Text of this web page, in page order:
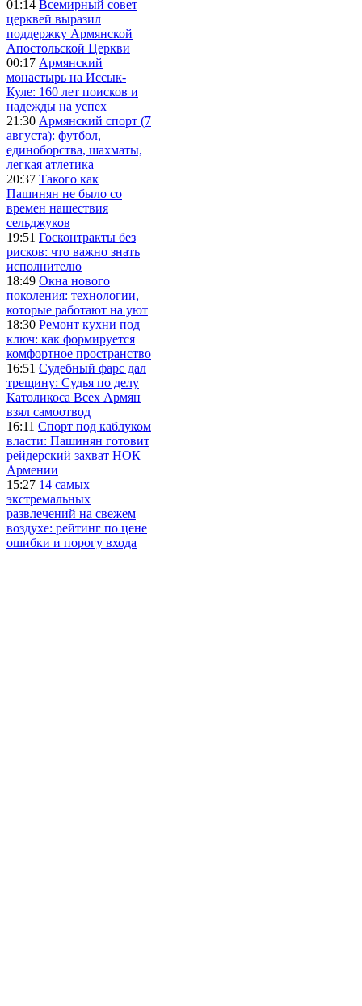
01:14 Всемирный совет
церквей выразил
поддержку Армянской
Апостольской Церкви
00:17 Армянский
монастырь на Иссык-
Куле: 160 лет поисков и
надежды на успех
21:30 Армянский спорт (7
августа): футбол,
единоборства, шахматы,
легкая атлетика
20:37 Такого как
Пашинян не было со
времен нашествия
сельджуков
19:51 Госконтракты без
рисков: что важно знать
исполнителю
18:49 Окна нового
поколения: технологии,
которые работают на уют
18:30 Ремонт кухни под
ключ: как формируется
комфортное пространство
16:51 Судебный фарс дал
трещину: Судья по делу
Католикоса Всех Армян
взял самоотвод
16:11 Спорт под каблуком
власти: Пашинян готовит
рейдерский захват НОК
Армении
15:27 14 самых
экстремальных
развлечений на свежем
воздухе: рейтинг по цене
ошибки и порогу входа